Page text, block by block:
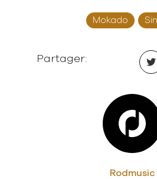
Mokado
Partager:
Rodmusic